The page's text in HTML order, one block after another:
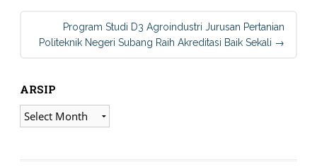
Program Studi D3 Agroindustri Jurusan Pertanian
Politeknik Negeri Subang Raih Akreditasi Baik Sekali →
ARSIP
Arsip